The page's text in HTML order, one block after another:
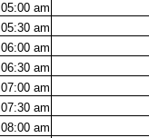
05:00 am
05:30 am
06:00 am
06:30 am
07:00 am
07:30 am
08:00 am